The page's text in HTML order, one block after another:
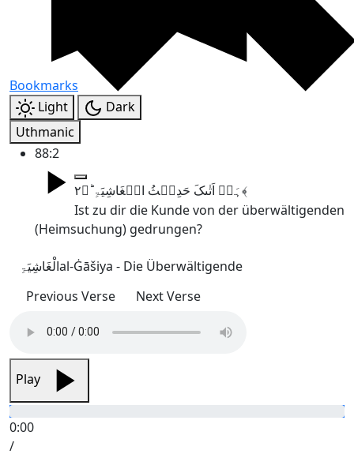
Bookmarks
Light
Dark
Uthmanic
88:2
ہَلۡ اَتٰٮکَ حَدِیۡثُ الۡغَاشِیَۃِ ؕ﴿۲﴾
Ist zu dir die Kunde von der überwältigenden
(Heimsuchung) gedrungen?
الْغَاشِیَۃِal-Ġāšiya - Die Überwältigende
Previous Verse
Next Verse
Play
0:00
/